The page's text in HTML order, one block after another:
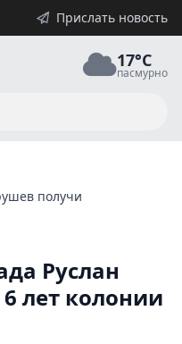
Прислать новость
17°C
пасмурно
получил 6 лет колонии
Руслан
лет колонии